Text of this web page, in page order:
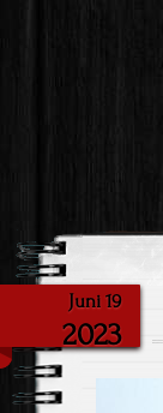
Juni 19
2023